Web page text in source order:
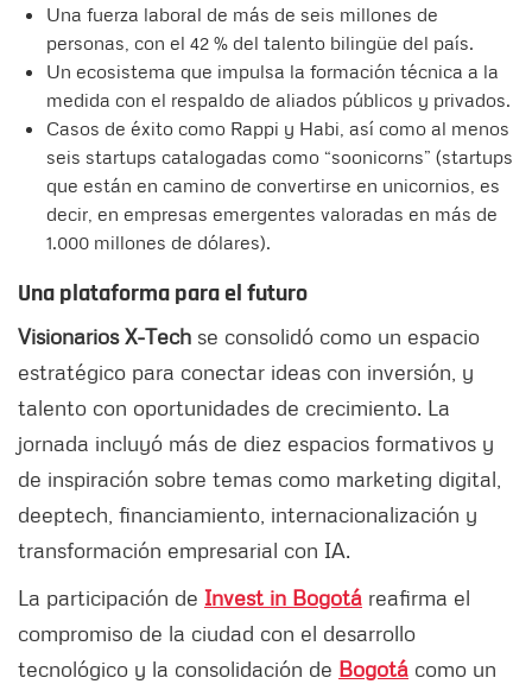
Una fuerza laboral de más de seis millones de
personas, con el 42 % del talento bilingüe del país.
Un ecosistema que impulsa la formación técnica a la
medida con el respaldo de aliados públicos y privados.
Casos de éxito como Rappi y Habi, así como al menos
seis startups catalogadas como “soonicorns” (startups
que están en camino de convertirse en unicornios, es
decir, en empresas emergentes valoradas en más de
1.000 millones de dólares).
Una plataforma para el futuro
Visionarios X-Tech se consolidó como un espacio
estratégico para conectar ideas con inversión, y
talento con oportunidades de crecimiento. La
jornada incluyó más de diez espacios formativos y
de inspiración sobre temas como marketing digital,
deeptech, financiamiento, internacionalización y
transformación empresarial con IA.
La participación de Invest in Bogotá reafirma el
compromiso de la ciudad con el desarrollo
tecnológico y la consolidación de Bogotá como un